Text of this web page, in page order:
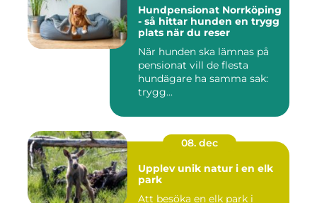
Hundpensionat Norrköping
- så hittar hunden en trygg
plats när du reser
När hunden ska lämnas på
pensionat vill de flesta
hundägare ha samma sak:
trygg...
08. dec
Upplev unik natur i en elk
park
Att besöka en elk park i